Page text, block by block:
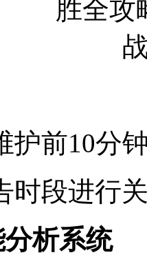
护前10分
时段进行
析系统